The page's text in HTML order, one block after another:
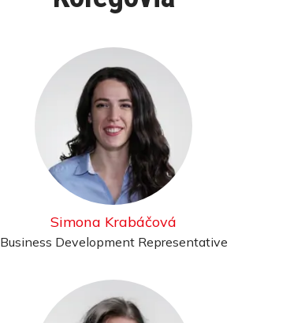
Simona Krabáčová
Business Development Representative